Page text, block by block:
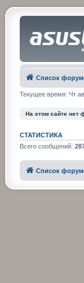
Список
Текущее время: Чт
На этом сайте нет
СТАТИСТИКА
Всего сообщений:
Список